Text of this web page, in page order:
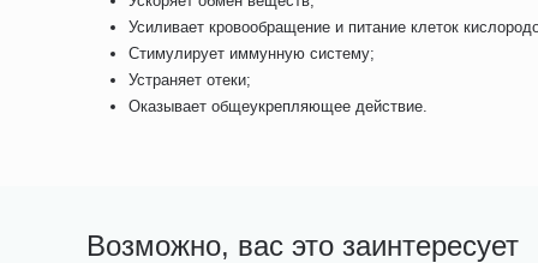
Усиливает кровообращение и питание клеток
Стимулирует иммунную систему;
Устраняет отеки;
Оказывает общеукрепляющее действие.
Возможно, вас это заинтересует